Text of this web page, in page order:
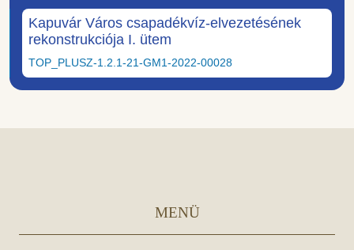
Kapuvár Város csapadékvíz-elvezetésének
rekonstrukciója I. ütem
TOP_PLUSZ-1.2.1-21-GM1-2022-00028
MENÜ